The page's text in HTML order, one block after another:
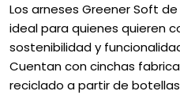
Los arneses Greener Soft
ideal para quienes quieren
sostenibilidad y
Cuentan con cinchas
reciclado a partir de